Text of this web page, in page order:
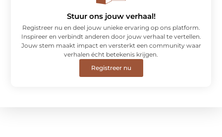
Stuur ons jouw verhaal!
Registreer nu en deel jouw unieke ervaring op ons platform.
Inspireer en verbindt anderen door jouw verhaal te vertellen.
Jouw stem maakt impact en versterkt een community waar
verhalen écht betekenis krijgen.
Registreer nu